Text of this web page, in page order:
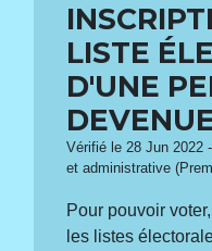
LISTE
D'UNE
Vérifié le 28 Jun 2022
et administrative
Pour pouvoir
les listes